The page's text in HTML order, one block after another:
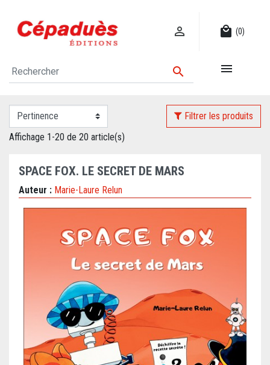
 local_mall (0)
 
Filtrer les produits
Affichage 1-20 de 20 article(s)
SPACE FOX. LE SECRET DE MARS
Auteur : Marie-Laure Relun